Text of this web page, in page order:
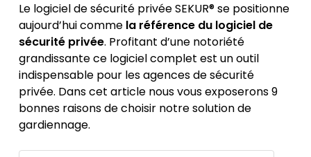
Le logiciel de sécurité privée SEKUR® se positionne
aujourd’hui comme la référence du logiciel de
sécurité privée. Profitant d’une notoriété
grandissante ce logiciel complet est un outil
indispensable pour les agences de sécurité
privée. Dans cet article nous vous exposerons 9
bonnes raisons de choisir notre solution de
gardiennage.